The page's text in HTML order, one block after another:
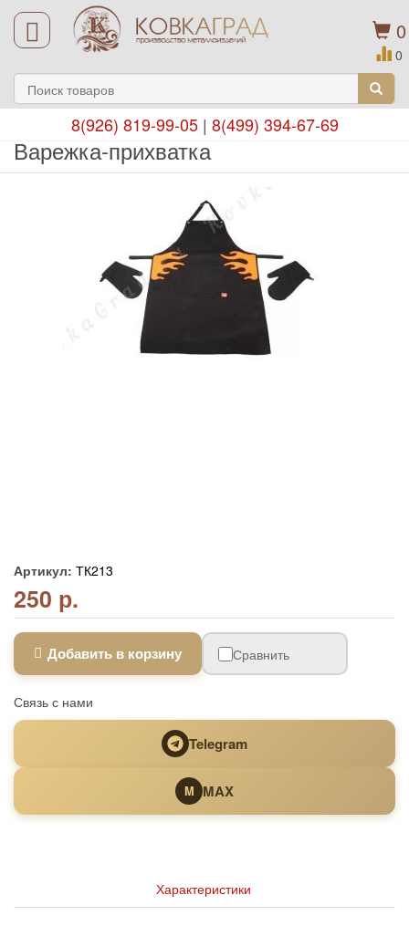
0
0
8(926) 819-99-05| 8(499) 394-67-69
Варежка-прихватка
Артикул: ТК213
250 р.
Добавить в корзину Сравнить
Связь с нами
Telegram
M MAX
Характеристики